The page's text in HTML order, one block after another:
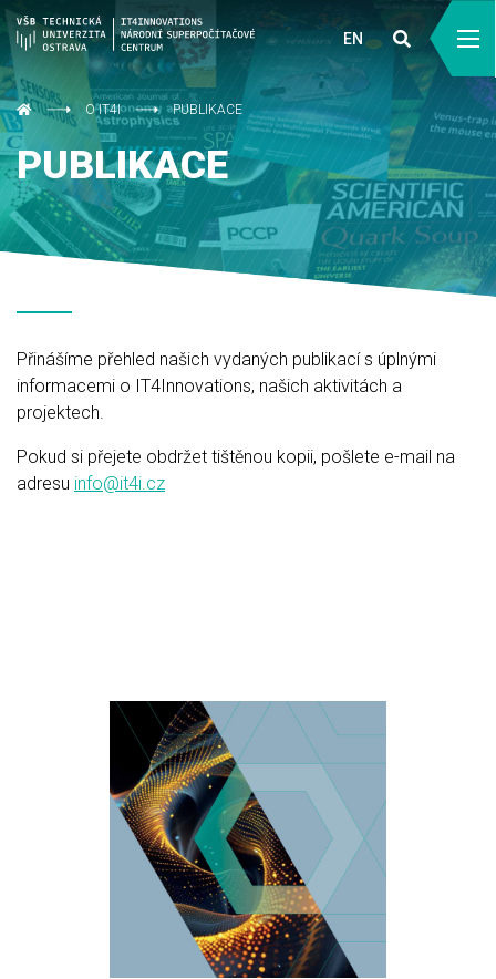
EN
O IT4I PUBLIKACE
PUBLIKACE
Přinášíme přehled našich vydaných publikací s úplnými
informacemi o IT4Innovations, našich aktivitách a
projektech.
Pokud si přejete obdržet tištěnou kopii, pošlete e-mail na
adresu info@it4i.cz